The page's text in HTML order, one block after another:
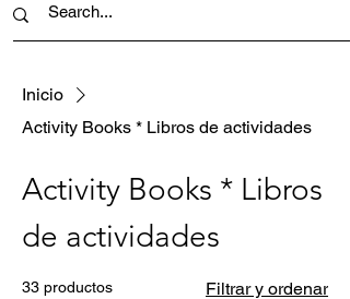
Inicio
Activity Books * Libros de actividades
Activity Books * Libros
de actividades
33 productos Filtrar y ordenar